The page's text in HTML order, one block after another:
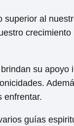
al
su apoyo
enfrentar.
guías